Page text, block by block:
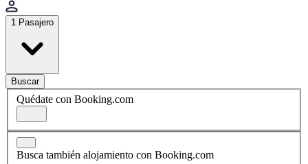
1 Pasajero
Buscar
Quédate con Booking.com
Busca también alojamiento con Booking.com